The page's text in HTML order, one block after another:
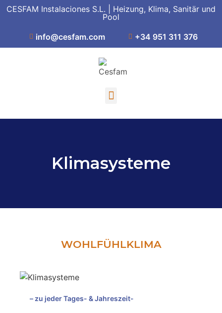
CESFAM Instalaciones S.L. | Heizung, Klima, Sanitär und
Pool
info@cesfam.com
+34 951 311 376
Klimasysteme
WOHLFÜHLKLIMA
– zu jeder Tages- & Jahreszeit-